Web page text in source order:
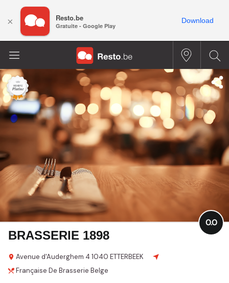
BRASSERIE 1898
Avenue d'Auderghem 4 1040 ETTERBEEK
0.0
Française De Brasserie Belge
× Resto.be
Gratuite - Google Play
Download